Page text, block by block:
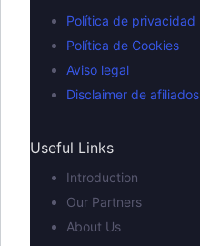
Política de privacidad
Política de Cookies
Aviso legal
Disclaimer de afiliados
Useful Links
Introduction
Our Partners
About Us